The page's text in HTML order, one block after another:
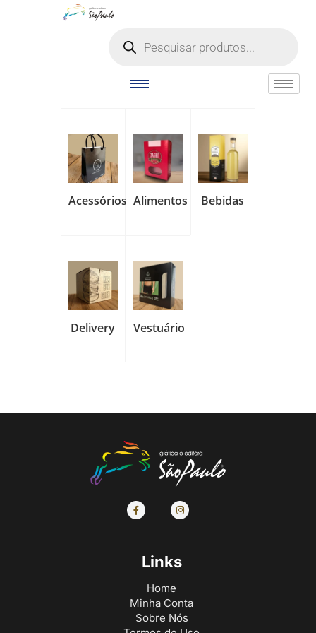
Acessórios Alimentos Bebidas
Delivery Vestuário
Links
Home
Minha Conta
Sobre Nós